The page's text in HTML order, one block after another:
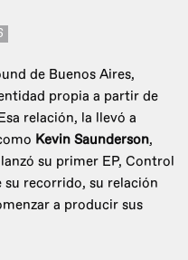
de Buenos Aires,
propia a partir de
relación, la llevó a
Kevin Saunderson,
su primer EP, Control
su recorrido, su relación
a producir sus